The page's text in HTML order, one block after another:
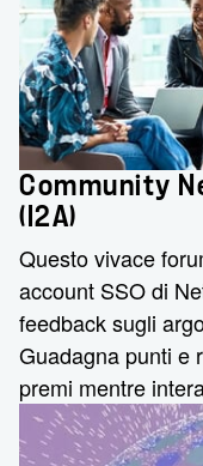
Community
(I2A)
Questo vivace
account SSO di
feedback sugli
Guadagna punti e
premi mentre